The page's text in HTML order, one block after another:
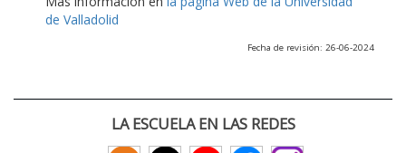
de Valladolid
Fecha de revisión: 26-06-2024
LA ESCUELA EN LAS REDES